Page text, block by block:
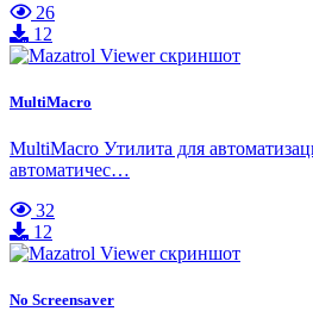
26
12
MultiMacro
MultiMacro Утилита для
автоматичес…
32
12
No Screensaver